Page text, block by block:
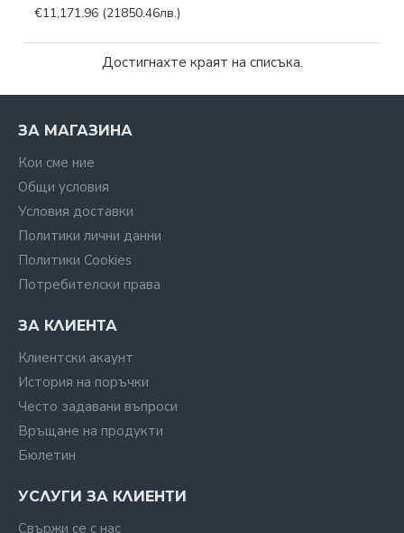
€11,171.96 (21850.46лв.)
Достигнахте краят на списъка.
ЗА МАГАЗИНА
Кои сме ние
Общи условия
Условия доставки
Политики лични данни
Политики Cookies
Потребителски права
ЗА КЛИЕНТА
Клиентски акаунт
История на поръчки
Често задавани въпроси
Връщане на продукти
Бюлетин
УСЛУГИ ЗА КЛИЕНТИ
Свържи се с нас